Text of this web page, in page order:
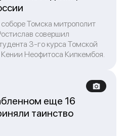
Томска митрополит
совершил
3-го курса Томской
Неофитоса Кипкембоя.
еще 16
таинство